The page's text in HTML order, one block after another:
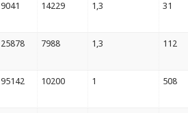
9041 14229 1,3 31
25878 7988 1,3 112
95142 10200 1 508